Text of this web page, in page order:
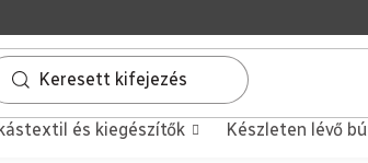
és kiegészítők Készleten lévő